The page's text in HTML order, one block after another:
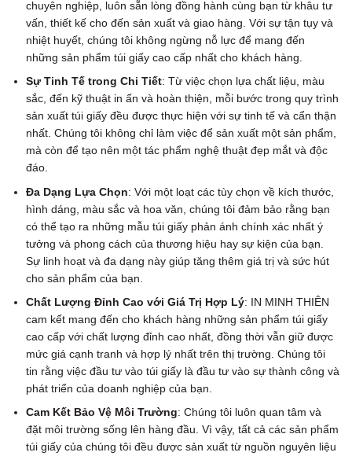
chuyên nghiệp, luôn sẵn lòng đồng hành cùng bạn từ khâu tư
vấn, thiết kế cho đến sản xuất và giao hàng. Với sự tận tụy và
nhiệt huyết, chúng tôi không ngừng nỗ lực để mang đến
những sản phẩm túi giấy cao cấp nhất cho khách hàng.
Sự Tinh Tế trong Chi Tiết: Từ việc chọn lựa chất liệu, màu
sắc, đến kỹ thuật in ấn và hoàn thiện, mỗi bước trong quy trình
sản xuất túi giấy đều được thực hiện với sự tinh tế và cẩn thận
nhất. Chúng tôi không chỉ làm việc để sản xuất một sản phẩm,
mà còn để tạo nên một tác phẩm nghệ thuật đẹp mắt và độc
đáo.
Đa Dạng Lựa Chọn: Với một loạt các tùy chọn về kích thước,
hình dáng, màu sắc và hoa văn, chúng tôi đảm bảo rằng bạn
có thể tạo ra những mẫu túi giấy phản ánh chính xác nhất ý
tưởng và phong cách của thương hiệu hay sự kiện của bạn.
Sự linh hoạt và đa dạng này giúp tăng thêm giá trị và sức hút
cho sản phẩm của bạn.
Chất Lượng Đỉnh Cao với Giá Trị Hợp Lý: IN MINH THIÊN
cam kết mang đến cho khách hàng những sản phẩm túi giấy
cao cấp với chất lượng đỉnh cao nhất, đồng thời vẫn giữ được
mức giá cạnh tranh và hợp lý nhất trên thị trường. Chúng tôi
tin rằng việc đầu tư vào túi giấy là đầu tư vào sự thành công và
phát triển của doanh nghiệp của bạn.
Cam Kết Bảo Vệ Môi Trường: Chúng tôi luôn quan tâm và
đặt môi trường sống lên hàng đầu. Vì vậy, tất cả các sản phẩm
túi giấy của chúng tôi đều được sản xuất từ nguồn nguyên liệu